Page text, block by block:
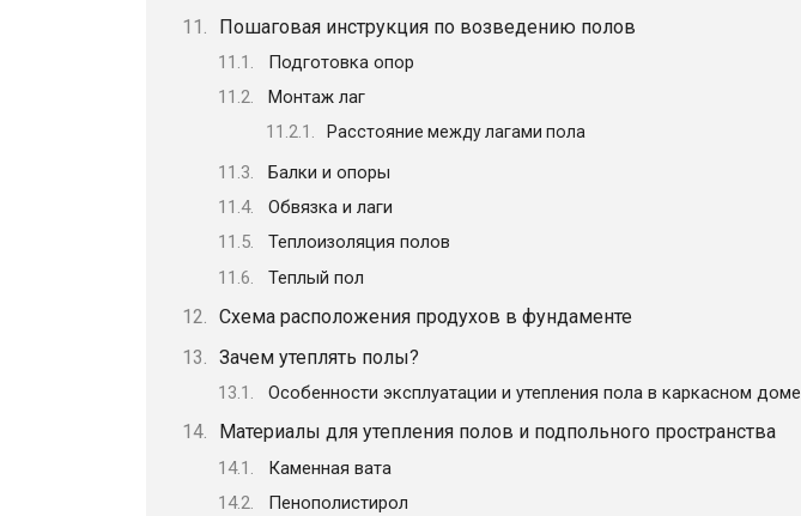
Пошаговая инструкция по возведению полов
Подготовка опор
Монтаж лаг
Расстояние между лагами пола
Балки и опоры
Обвязка и лаги
Теплоизоляция полов
Теплый пол
Схема расположения продухов в фундаменте
Зачем утеплять полы?
Особенности эксплуатации и утепления пола в каркасном доме
Материалы для утепления полов и подпольного пространства
Каменная вата
Пенополистирол